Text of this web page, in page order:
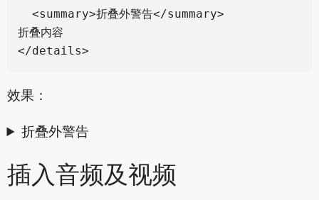
  <summary>折叠外警告</summary>
折叠内容
效果：
折叠外警告
插入音频及视频